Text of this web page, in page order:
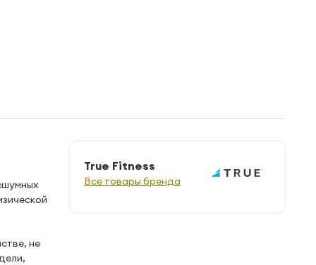
не
True Fitness
Все товары бренда